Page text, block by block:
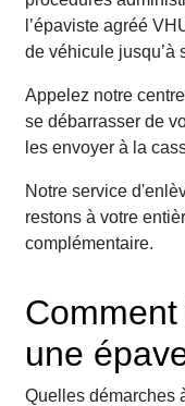
l’épaviste agréé
de véhicule jusqu’à
Appelez notre
se débarrasser de
les envoyer à la
Notre service
restons à votre
complémentaire.
une
Quelles démarches